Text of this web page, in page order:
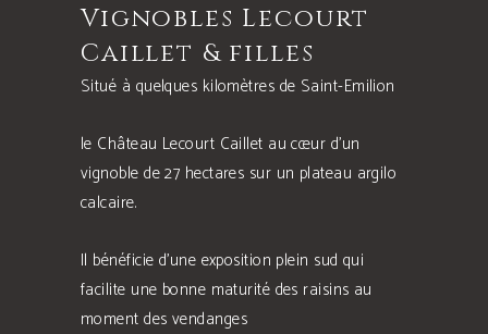
Vignobles Lecourt
Caillet & filles
Situé à quelques kilomètres de Saint-Emilion
le Château Lecourt Caillet au cœur d’un
vignoble de 27 hectares sur un plateau argilo
calcaire.
Il bénéficie d’une exposition plein sud qui
facilite une bonne maturité des raisins au
moment des vendanges